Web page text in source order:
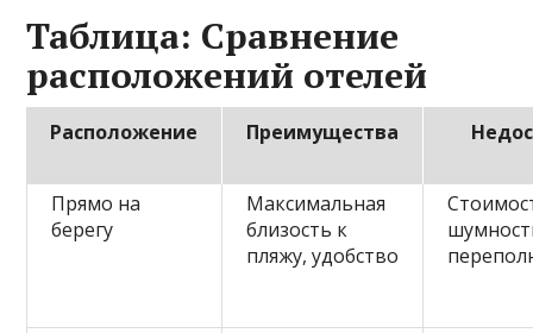
Таблица: Сравнение
расположений отелей
Расположение Преимущества
Прямо на
берегу
Максимальная
близость к
пляжу, удобство